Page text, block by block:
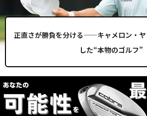
正直さが勝負を分ける——キャメロン・
した“本物のゴルフ”